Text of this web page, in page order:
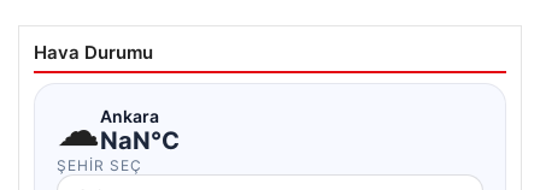
Hava Durumu
☁Ankara
NaN°C
ŞEHIR SEÇ